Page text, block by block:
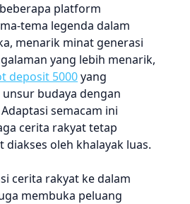
platform
tema legenda dalam
menarik minat generasi
yang lebih menarik,
deposit 5000yang
budaya dengan
semacam ini
cerita rakyat tetap
diakses oleh khalayak luas.
cerita rakyat ke dalam
membuka peluang